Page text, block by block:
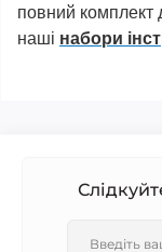
повний комплект
наші набори